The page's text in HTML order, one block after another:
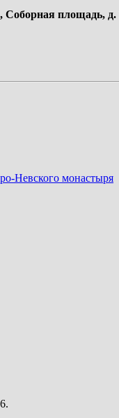
Соборная площадь,